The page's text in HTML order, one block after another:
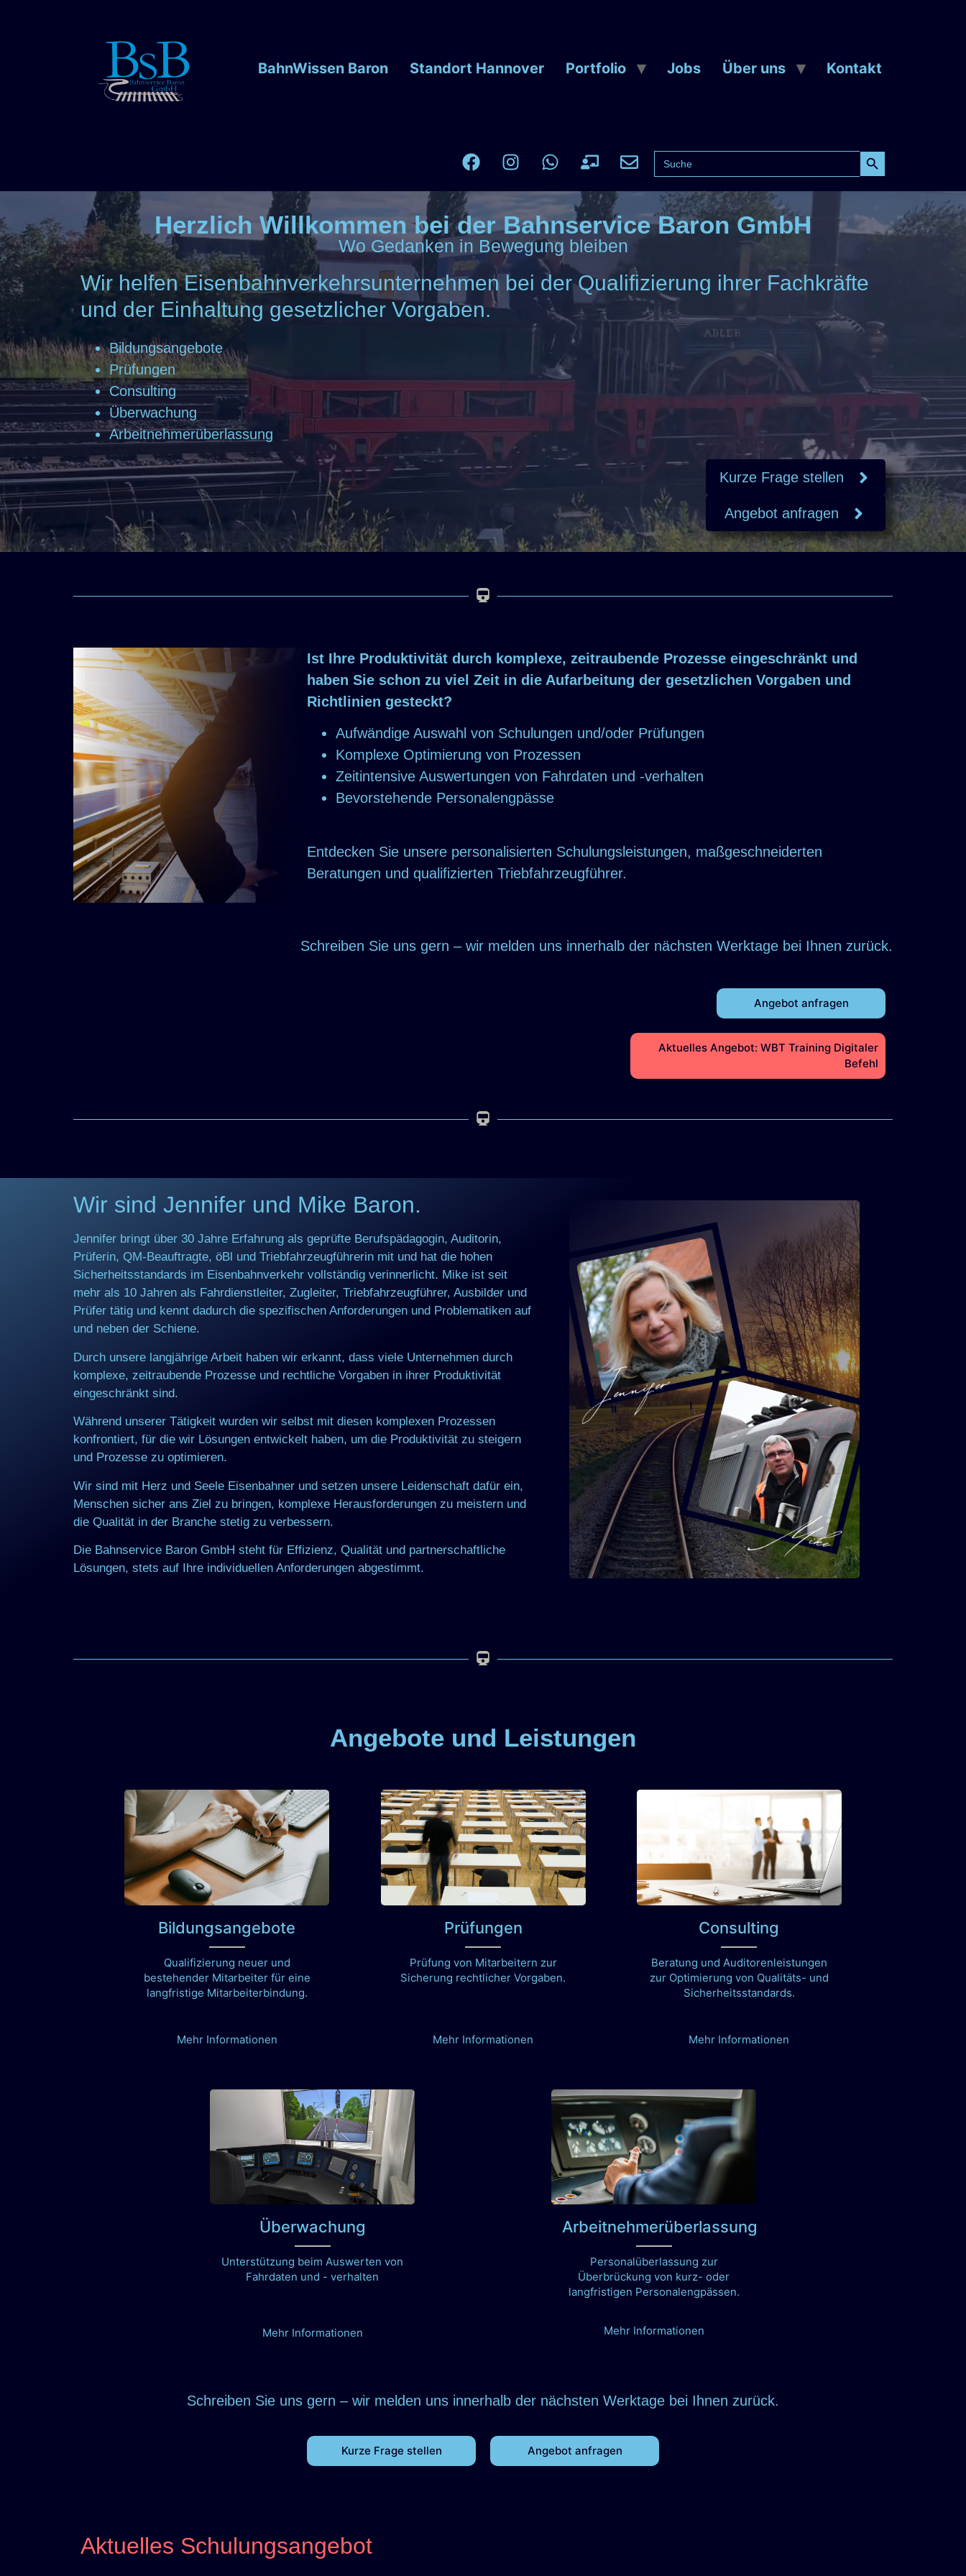
BahnWissen Baron Standort Hannover Portfolio Jobs Über uns Kontakt
Search
for:
Search Button
Herzlich Willkommen bei der Bahnservice Baron GmbH
Wo Gedanken in Bewegung bleiben
Wir helfen Eisenbahnverkehrsunternehmen bei der Qualifizierung ihrer Fachkräfte
und der Einhaltung gesetzlicher Vorgaben.
Bildungsangebote
Prüfungen
Consulting
Überwachung
Arbeitnehmerüberlassung
Kurze Frage stellen
Angebot anfragen
Ist Ihre Produktivität durch komplexe, zeitraubende Prozesse eingeschränkt und
haben Sie schon zu viel Zeit in die Aufarbeitung der gesetzlichen Vorgaben und
Richtlinien gesteckt?
Aufwändige Auswahl von Schulungen und/oder Prüfungen
Komplexe Optimierung von Prozessen
Zeitintensive Auswertungen von Fahrdaten und -verhalten
Bevorstehende Personalengpässe
Entdecken Sie unsere personalisierten Schulungsleistungen, maßgeschneiderten
Beratungen und qualifizierten Triebfahrzeugführer.
Schreiben Sie uns gern – wir melden uns innerhalb der nächsten Werktage bei Ihnen zurück.
Angebot anfragen
Aktuelles Angebot: WBT Training Digitaler
Befehl
Wir sind Jennifer und Mike Baron.
Jennifer bringt über 30 Jahre Erfahrung als geprüfte Berufspädagogin, Auditorin,
Prüferin, QM-Beauftragte, öBl und Triebfahrzeugführerin mit und hat die hohen
Sicherheitsstandards im Eisenbahnverkehr vollständig verinnerlicht. Mike ist seit
mehr als 10 Jahren als Fahrdienstleiter, Zugleiter, Triebfahrzeugführer, Ausbilder und
Prüfer tätig und kennt dadurch die spezifischen Anforderungen und Problematiken auf
und neben der Schiene.
Durch unsere langjährige Arbeit haben wir erkannt, dass viele Unternehmen durch
komplexe, zeitraubende Prozesse und rechtliche Vorgaben in ihrer Produktivität
eingeschränkt sind.
Während unserer Tätigkeit wurden wir selbst mit diesen komplexen Prozessen
konfrontiert, für die wir Lösungen entwickelt haben, um die Produktivität zu steigern
und Prozesse zu optimieren.
Wir sind mit Herz und Seele Eisenbahner und setzen unsere Leidenschaft dafür ein,
Menschen sicher ans Ziel zu bringen, komplexe Herausforderungen zu meistern und
die Qualität in der Branche stetig zu verbessern.
Die Bahnservice Baron GmbH steht für Effizienz, Qualität und partnerschaftliche
Lösungen, stets auf Ihre individuellen Anforderungen abgestimmt.
Angebote und Leistungen
Bildungsangebote
Qualifizierung neuer und
bestehender Mitarbeiter für eine
langfristige Mitarbeiterbindung.
Mehr Informationen
Prüfungen
Prüfung von Mitarbeitern zur
Sicherung rechtlicher Vorgaben.
Mehr Informationen
Consulting
Beratung und Auditorenleistungen
zur Optimierung von Qualitäts- und
Sicherheitsstandards.
Mehr Informationen
Überwachung
Unterstützung beim Auswerten von
Fahrdaten und - verhalten
Mehr Informationen
Arbeitnehmerüberlassung
Personalüberlassung zur
Überbrückung von kurz- oder
langfristigen Personalengpässen.
Mehr Informationen
Schreiben Sie uns gern – wir melden uns innerhalb der nächsten Werktage bei Ihnen zurück.
Kurze Frage stellen Angebot anfragen
Aktuelles Schulungsangebot